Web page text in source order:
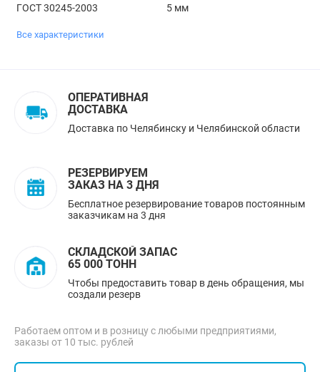
ГОСТ 30245-2003 5 мм
Все характеристики
ОПЕРАТИВНАЯ
ДОСТАВКА
Доставка по Челябинску и Челябинской области
РЕЗЕРВИРУЕМ
ЗАКАЗ НА 3 ДНЯ
Бесплатное резервирование товаров постоянным
заказчикам на 3 дня
СКЛАДСКОЙ ЗАПАС
65 000 ТОНН
Чтобы предоставить товар в день обращения, мы
создали резерв
Работаем оптом и в розницу с любыми предприятиями,
заказы от 10 тыс. рублей